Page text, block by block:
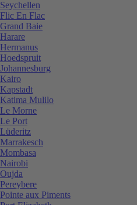
Seychellen
Flic En Flac
Grand Baie
Harare
Hermanus
Hoedspruit
Johannesburg
Kairo
Kapstadt
Katima Mulilo
Le Morne
Le Port
Lüderitz
Marrakesch
Mombasa
Nairobi
Oujda
Pereybere
Pointe aux Piments